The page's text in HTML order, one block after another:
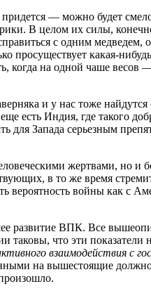
— можно будет
В целом их силы,
с одним
просуществует какая-
на одной чаше весов
и у нас тоже
есть Индия, где такого
для Запада серьезным
жертвами,
в то же время
вероятность войны как с
развитие ВПК. Все
таковы, что эти
взаимодействия с
на вышестоящие